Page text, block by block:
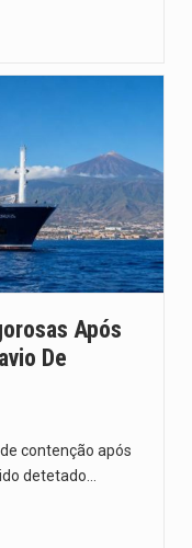
Após
De
contenção após
detetado…